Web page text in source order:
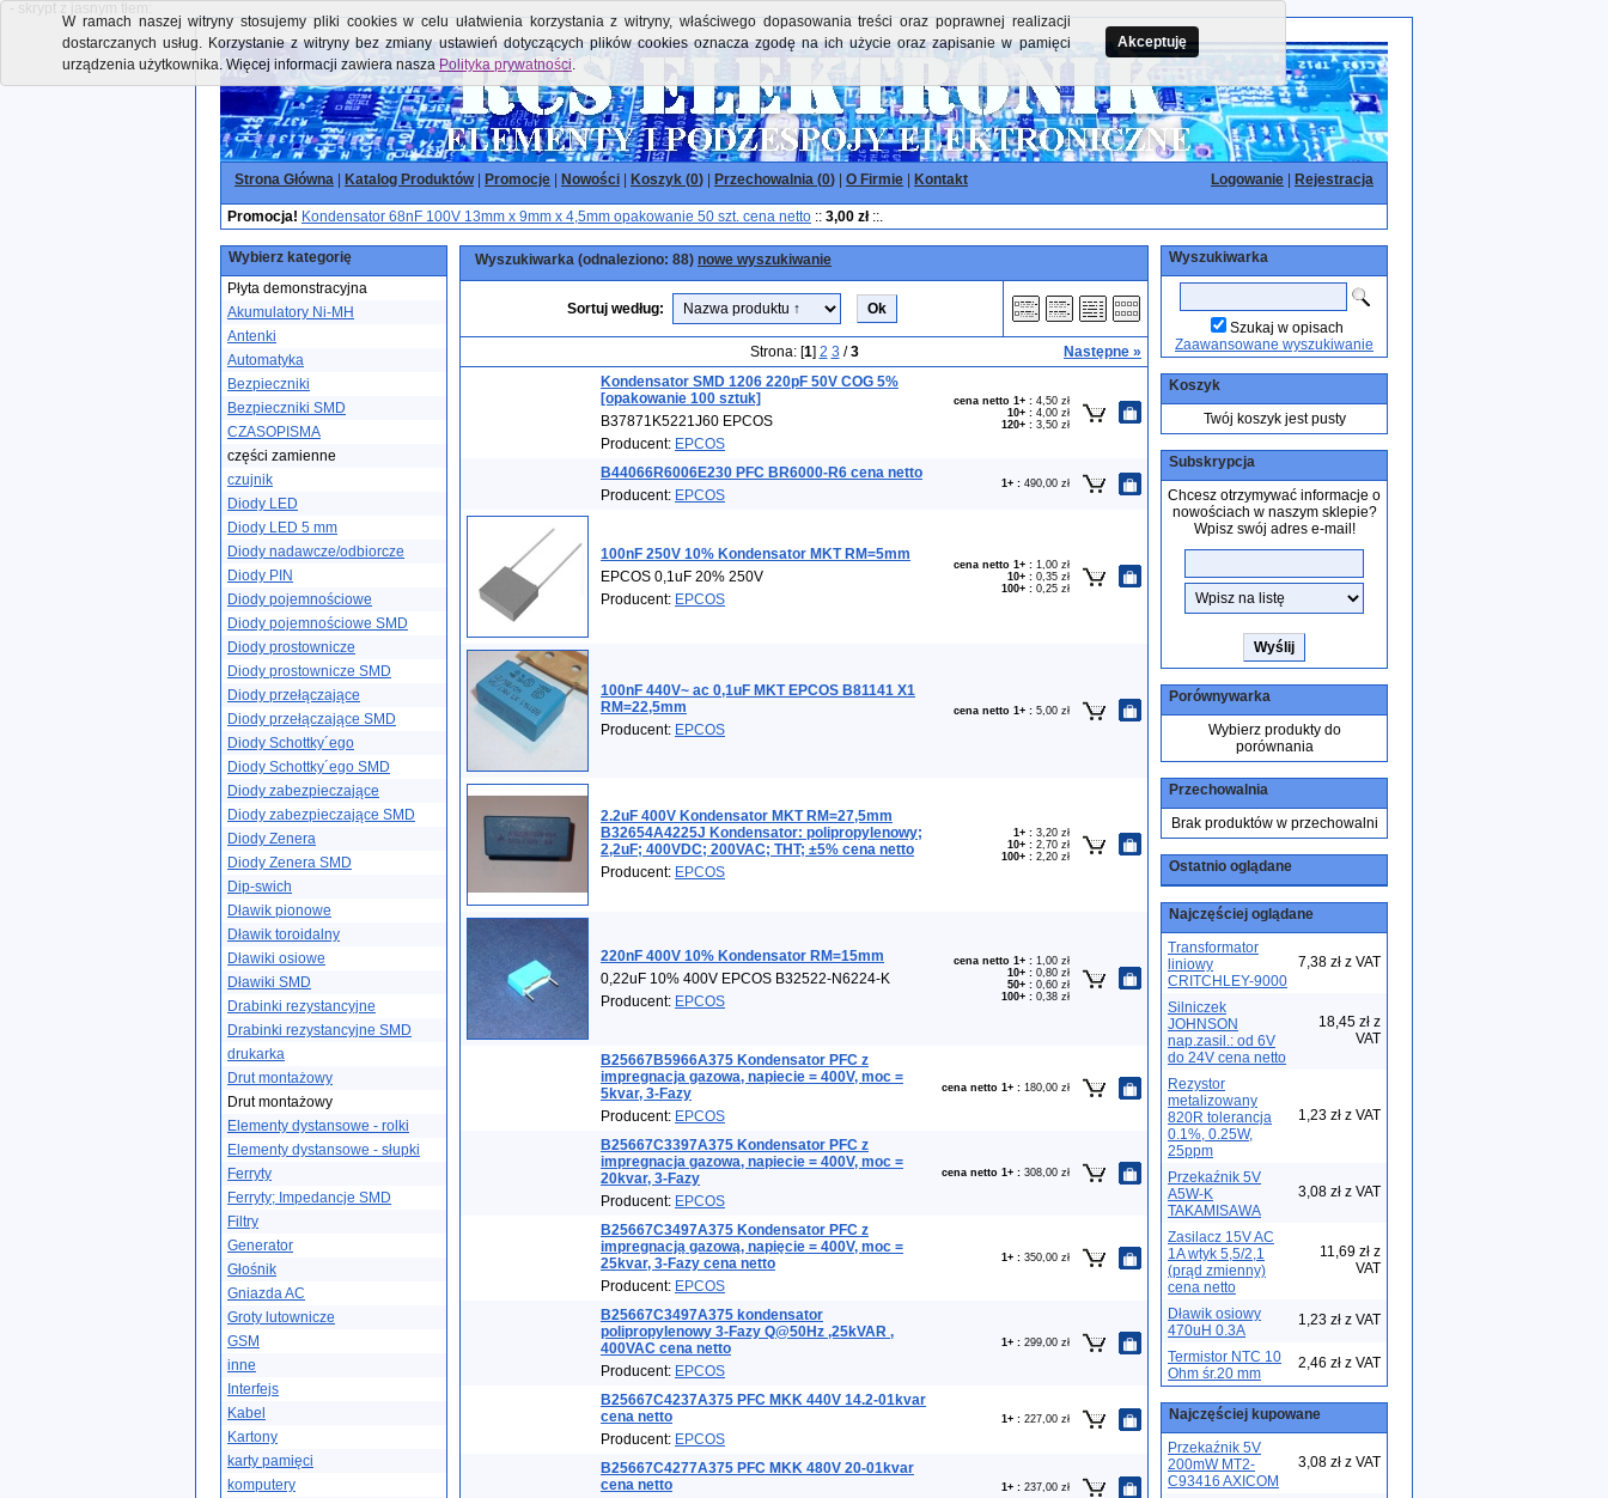
- skrypt z jasnym tłem:
Strona Główna Katalog Produktów| Promocje Nowości Koszyk (0) Przechowalnia (0) O Firmie Kontakt Logowanie Rejestracja
Promocja! Kondensator 68nF 100V 13mm x 9mm x 4,5mm opakowanie 50 szt. cena netto :: 3,00 zł::.
Wybierz kategorię
Płyta demonstracyjna
Akumulatory Ni-MH
Antenki
Automatyka
Bezpieczniki
Bezpieczniki SMD
CZASOPISMA
części zamienne
czujnik
Diody LED
Diody LED 5 mm
Diody nadawcze/odbiorcze
Diody PIN
Diody pojemnościowe
Diody pojemnościowe SMD
Diody prostownicze
Diody prostownicze SMD
Diody przełączające
Diody przełączające SMD
Diody Schottky´ego
Diody Schottky´ego SMD
Diody zabezpieczające
Diody zabezpieczające SMD
Diody Zenera
Diody Zenera SMD
Dip-swich
Dławik pionowe
Dławik toroidalny
Dławiki osiowe
Dławiki SMD
Drabinki rezystancyjne
Drabinki rezystancyjne SMD
drukarka
Drut montażowy
Drut montażowy
Elementy dystansowe - rolki
Elementy dystansowe - słupki
Ferryty
Ferryty; Impedancje SMD
Filtry
Generator
Głośnik
Gniazda AC
Groty lutownicze
GSM
inne
Interfejs
Kabel
Kartony
karty pamięci
komputery
Wyszukiwarka (odnaleziono: 88) nowe wyszukiwanie
Sortuj według:
Strona: [1] 2 3 /3
Następne »
Kondensator SMD 1206 220pF 50V COG 5%
[opakowanie 100 sztuk]
B37871K5221J60 EPCOS
Producent: EPCOS
cena netto 1+ : 4,50 zł
10+ : 4,00 zł
120+ : 3,50 zł
B44066R6006E230 PFC BR6000-R6 cena netto
Producent: EPCOS
1+ : 490,00 zł
100nF 250V 10% Kondensator MKT RM=5mm
EPCOS 0,1uF 20% 250V
Producent: EPCOS
cena netto 1+ : 1,00 zł
10+ : 0,35 zł
100+ : 0,25 zł
100nF 440V~ ac 0,1uF MKT EPCOS B81141 X1
RM=22,5mm
Producent: EPCOS
cena netto 1+ : 5,00 zł
2.2uF 400V Kondensator MKT RM=27,5mm
B32654A4225J Kondensator: polipropylenowy;
2,2uF; 400VDC; 200VAC; THT; ±5% cena netto
Producent: EPCOS
1+ : 3,20 zł
10+ : 2,70 zł
100+ : 2,20 zł
220nF 400V 10% Kondensator RM=15mm
0,22uF 10% 400V EPCOS B32522-N6224-K
Producent: EPCOS
cena netto 1+ : 1,00 zł
10+ : 0,80 zł
50+ : 0,60 zł
100+ : 0,38 zł
B25667B5966A375 Kondensator PFC z
impregnacja gazowa, napiecie = 400V, moc =
5kvar, 3-Fazy
Producent: EPCOS
cena netto 1+ : 180,00 zł
B25667C3397A375 Kondensator PFC z
impregnacja gazowa, napiecie = 400V, moc =
20kvar, 3-Fazy
Producent: EPCOS
cena netto 1+ : 308,00 zł
B25667C3497A375 Kondensator PFC z
impregnacją gazową, napięcie = 400V, moc =
25kvar, 3-Fazy cena netto
Producent: EPCOS
1+ : 350,00 zł
B25667C3497A375 kondensator
polipropylenowy 3-Fazy Q@50Hz ,25kVAR ,
400VAC cena netto
Producent: EPCOS
1+ : 299,00 zł
B25667C4237A375 PFC MKK 440V 14.2-01kvar
cena netto
Producent: EPCOS
1+ : 227,00 zł
B25667C4277A375 PFC MKK 480V 20-01kvar
cena netto
1+ : 237,00 zł
Wyszukiwarka
Szukaj w opisach
Zaawansowane wyszukiwanie
Koszyk
Twój koszyk jest pusty
Subskrypcja
Chcesz otrzymywać informacje o
nowościach w naszym sklepie?
Wpisz swój adres e-mail!
Porównywarka
Wybierz produkty do
porównania
Przechowalnia
Brak produktów w przechowalni
Ostatnio oglądane
Najczęściej oglądane
Transformator
liniowy
CRITCHLEY-9000
7,38 zł z VAT
Silniczek
JOHNSON
nap.zasil.: od 6V
do 24V cena netto
18,45 zł z
VAT
Rezystor
metalizowany
820R tolerancja
0.1%, 0.25W,
25ppm
1,23 zł z VAT
Przekaźnik 5V
A5W-K
TAKAMISAWA
3,08 zł z VAT
Zasilacz 15V AC
1A wtyk 5,5/2,1
(prąd zmienny)
cena netto
11,69 zł z
VAT
Dławik osiowy
470uH 0.3A
1,23 zł z VAT
Termistor NTC 10
Ohm śr.20 mm
2,46 zł z VAT
Najczęściej kupowane
Przekaźnik 5V
200mW MT2-
C93416 AXICOM
3,08 zł z VAT
W ramach naszej witryny stosujemy pliki cookies w celu ułatwienia korzystania z witryny, właściwego dopasowania treści oraz poprawnej realizacji
dostarczanych usług. Korzystanie z witryny bez zmiany ustawień dotyczących plików cookies oznacza zgodę na ich użycie oraz zapisanie w pamięci
urządzenia użytkownika. Więcej informacji zawiera nasza Polityka prywatności.
Akceptuję